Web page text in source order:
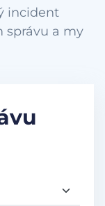
incident
správu a my